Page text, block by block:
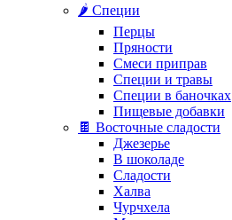
🌶️ Специи
Перцы
Пряности
Смеси приправ
Специи и травы
Специи в баночках
Пищевые добавки
🍫 Восточные сладости
Джезерье
В шоколаде
Сладости
Халва
Чурчхела